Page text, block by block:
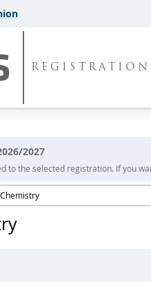
REGISTRATION
2027
to the selected registration. If you